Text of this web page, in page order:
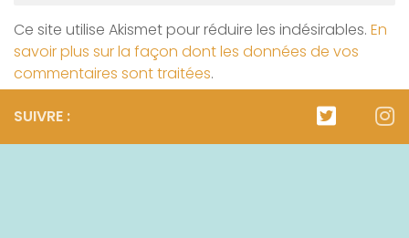
Ce site utilise Akismet pour réduire les indésirables. En
savoir plus sur la façon dont les données de vos
commentaires sont traitées.
SUIVRE :